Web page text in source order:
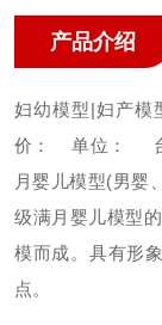
产品介绍
妇幼模型|妇产模
价：单位：
月婴儿模型(男婴
级满月婴儿模型
模而成。具有形
点。